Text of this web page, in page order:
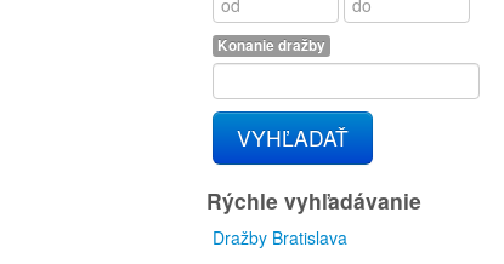
Konanie dražby
VYHĽADAŤ
Rýchle vyhľadávanie
Dražby Bratislava